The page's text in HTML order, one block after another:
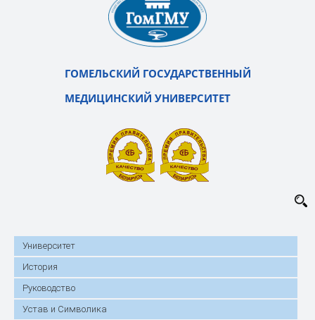
ГОМЕЛЬСКИЙ ГОСУДАРСТВЕННЫЙ
МЕДИЦИНСКИЙ УНИВЕРСИТЕТ
Университет
История
Руководство
Устав и Символика